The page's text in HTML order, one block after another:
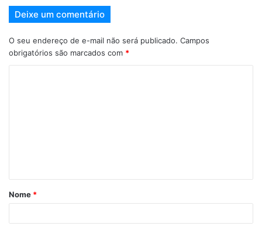
Deixe um comentário
O seu endereço de e-mail não será publicado. Campos
obrigatórios são marcados com *
Nome *